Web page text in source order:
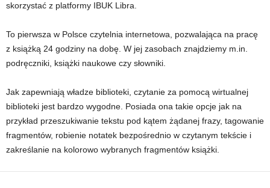
skorzystać z platformy IBUK Libra.
To pierwsza w Polsce czytelnia internetowa, pozwalająca na pracę
z książką 24 godziny na dobę. W jej zasobach znajdziemy m.in.
podręczniki, książki naukowe czy słowniki.
Jak zapewniają władze biblioteki, czytanie za pomocą wirtualnej
biblioteki jest bardzo wygodne. Posiada ona takie opcje jak na
przykład przeszukiwanie tekstu pod kątem żądanej frazy, tagowanie
fragmentów, robienie notatek bezpośrednio w czytanym tekście i
zakreślanie na kolorowo wybranych fragmentów książki.